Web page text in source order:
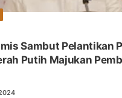
Sambut Pelantikan
Putih Majukan